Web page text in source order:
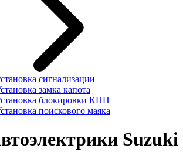
сигнализации
замка капота
блокировки КПП
поискового маяка
Suzuki